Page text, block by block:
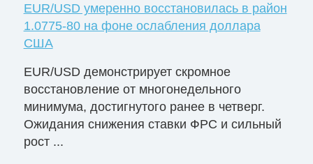
EUR/USD умеренно восстановилась в район
1.0775-80 на фоне ослабления доллара
США
EUR/USD демонстрирует скромное
восстановление от многонедельного
минимума, достигнутого ранее в четверг.
Ожидания снижения ставки ФРС и сильный
рост ...